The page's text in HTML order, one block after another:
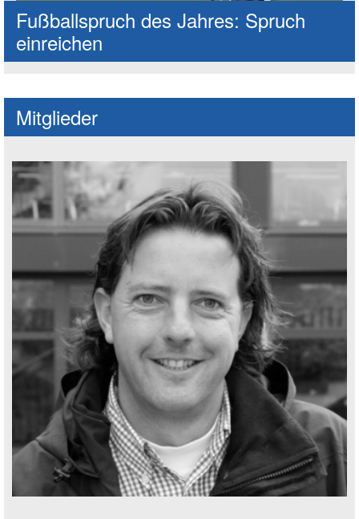
Fußballspruch des Jahres: Spruch
einreichen
Mitglieder